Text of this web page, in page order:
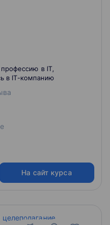
в IT,
в IT-компанию
На сайт курса